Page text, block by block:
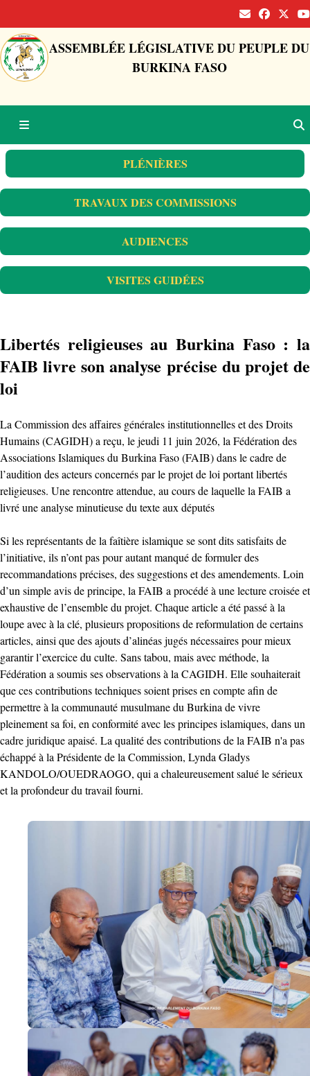
ASSEMBLÉE LÉGISLATIVE DU PEUPLE DU
BURKINA FASO
PLÉNIÈRES
TRAVAUX DES COMMISSIONS
AUDIENCES
VISITES GUIDÉES
Libertés religieuses au Burkina Faso : la
FAIB livre son analyse précise du projet de
loi
La Commission des affaires générales institutionnelles et des Droits
Humains (CAGIDH) a reçu, le jeudi 11 juin 2026, la Fédération des
Associations Islamiques du Burkina Faso (FAIB) dans le cadre de
l’audition des acteurs concernés par le projet de loi portant libertés
religieuses. Une rencontre attendue, au cours de laquelle la FAIB a
livré une analyse minutieuse du texte aux députés
Si les représentants de la faîtière islamique se sont dits satisfaits de
l’initiative, ils n’ont pas pour autant manqué de formuler des
recommandations précises, des suggestions et des amendements. Loin
d’un simple avis de principe, la FAIB a procédé à une lecture croisée et
exhaustive de l’ensemble du projet. Chaque article a été passé à la
loupe avec à la clé, plusieurs propositions de reformulation de certains
articles, ainsi que des ajouts d’alinéas jugés nécessaires pour mieux
garantir l’exercice du culte. Sans tabou, mais avec méthode, la
Fédération a soumis ses observations à la CAGIDH. Elle souhaiterait
que ces contributions techniques soient prises en compte afin de
permettre à la communauté musulmane du Burkina de vivre
pleinement sa foi, en conformité avec les principes islamiques, dans un
cadre juridique apaisé. La qualité des contributions de la FAIB n'a pas
échappé à la Présidente de la Commission, Lynda Gladys
KANDOLO/OUEDRAOGO, qui a chaleureusement salué le sérieux
et la profondeur du travail fourni.